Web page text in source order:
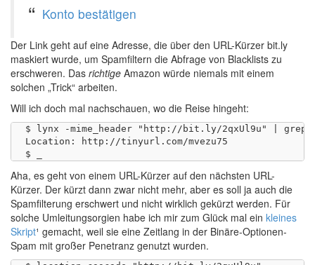
Konto bestätigen
Der Link geht auf eine Adresse, die über den URL-Kürzer bit.ly
maskiert wurde, um Spamfiltern die Abfrage von Blacklists zu
erschweren. Das richtige Amazon würde niemals mit einem
solchen „Trick“ arbeiten.
Will ich doch mal nachschauen, wo die Reise hingeht:
$ lynx -mime_header "http://bit.ly/2qxUl9u" | grep
Location: http://tinyurl.com/mvezu75
Aha, es geht von einem URL-Kürzer auf den nächsten URL-
Kürzer. Der kürzt dann zwar nicht mehr, aber es soll ja auch die
Spamfilterung erschwert und nicht wirklich gekürzt werden. Für
solche Umleitungsorgien habe ich mir zum Glück mal ein kleines
Skript¹ gemacht, weil sie eine Zeitlang in der Binäre-Optionen-
Spam mit großer Penetranz genutzt wurden.